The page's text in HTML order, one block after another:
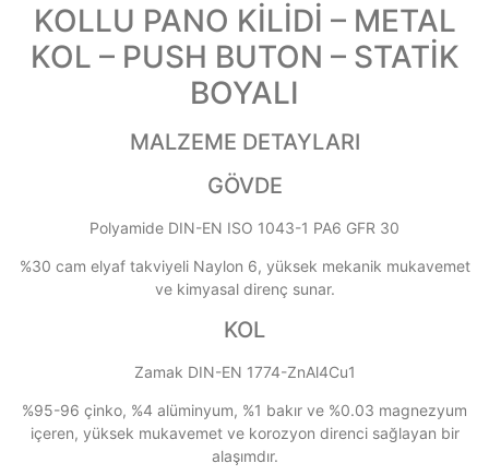
KOLLU PANO KİLİDİ – METAL
KOL – PUSH BUTON – STATİK
BOYALI
MALZEME DETAYLARI
GÖVDE
Polyamide DIN-EN ISO 1043-1 PA6 GFR 30
%30 cam elyaf takviyeli Naylon 6, yüksek mekanik mukavemet
ve kimyasal direnç sunar.
KOL
Zamak DIN-EN 1774-ZnAl4Cu1
%95-96 çinko, %4 alüminyum, %1 bakır ve %0.03 magnezyum
içeren, yüksek mukavemet ve korozyon direnci sağlayan bir
alaşımdır.